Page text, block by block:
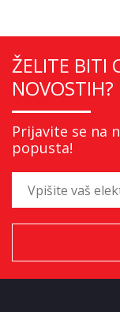
ŽELITE BITI
NOVOSTIH?
Prijavite se na
popusta!